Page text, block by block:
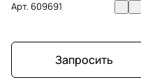
Арт.609691
Запросить